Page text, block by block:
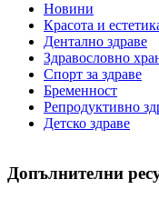
Новини
Красота и
Дентално здраве
Здравословно
Спорт за здраве
Бременност
Репродуктивно
Детско здраве
Допълнителни